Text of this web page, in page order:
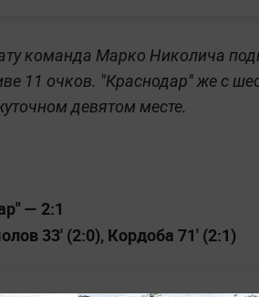
команда Марко Николича
11 очков. "Краснодар" же с
девятом месте.
— 2:1
33' (2:0), Кордоба 71' (2:1)